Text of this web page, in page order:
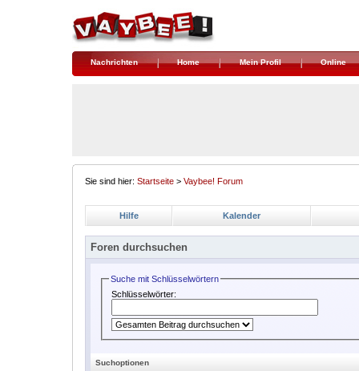
Nachrichten Home Mein Profil Online
Sie sind hier: Startseite > Vaybee! Forum
Hilfe Kalender
Foren durchsuchen
Suche mit Schlüsselwörtern
Schlüsselwörter:
Suchoptionen